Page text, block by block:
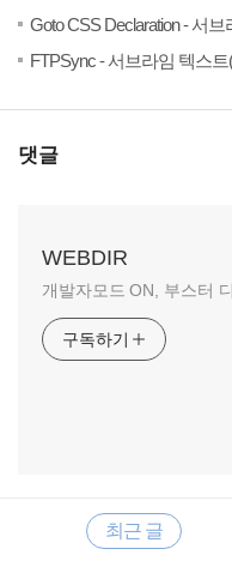
Goto CSS Declaration - 서
FTPSync - 서브라임 텍스트
댓글
WEBDIR
개발자모드 ON, 부스터
구독하기
RECENTLY
최근 글